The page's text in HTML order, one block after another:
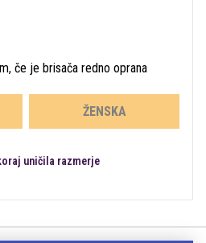
če je brisača redno oprana
ŽENSKA
uničila razmerje